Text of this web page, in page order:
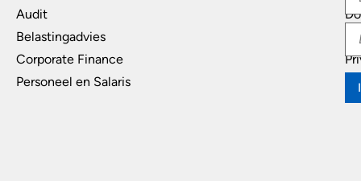
Audit
Belastingadvies
Corporate Finance
Personeel en Salaris